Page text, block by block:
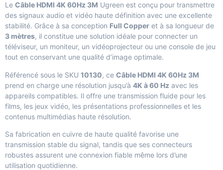
Le Câble HDMI 4K 60Hz 3M Ugreen est conçu pour transmettre
des signaux audio et vidéo haute définition avec une excellente
stabilité. Grâce à sa conception Full Copper et à sa longueur de
3 mètres, il constitue une solution idéale pour connecter un
téléviseur, un moniteur, un vidéoprojecteur ou une console de jeu
tout en conservant une qualité d’image optimale.
Référencé sous le SKU 10130, ce Câble HDMI 4K 60Hz 3M
prend en charge une résolution jusqu’à 4K à 60 Hz avec les
appareils compatibles. Il offre une transmission fluide pour les
films, les jeux vidéo, les présentations professionnelles et les
contenus multimédias haute résolution.
Sa fabrication en cuivre de haute qualité favorise une
transmission stable du signal, tandis que ses connecteurs
robustes assurent une connexion fiable même lors d’une
utilisation quotidienne.